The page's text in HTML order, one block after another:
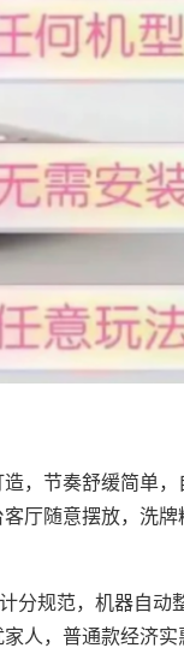
，节奏舒缓简单
厅随意摆放，洗
分规范，机器自动
人，普通款经济实